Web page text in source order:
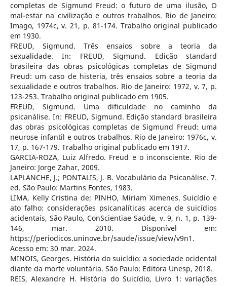
completas de Sigmund Freud: o futuro de uma ilusão, O
mal-estar na civilização e outros trabalhos. Rio de Janeiro:
Imago, 1974c, v. 21, p. 81-174. Trabalho original publicado
em 1930.
FREUD, Sigmund. Três ensaios sobre a teoria da
sexualidade. In: FREUD, Sigmund. Edição standard
brasileira das obras psicológicas completas de Sigmund
Freud: um caso de histeria, três ensaios sobre a teoria da
sexualidade e outros trabalhos. Rio de Janeiro: 1972, v. 7, p.
123-253. Trabalho original publicado em 1905.
FREUD, Sigmund. Uma dificuldade no caminho da
psicanálise. In: FREUD, Sigmund. Edição standard brasileira
das obras psicológicas completas de Sigmund Freud: uma
neurose infantil e outros trabalhos. Rio de Janeiro: 1976c, v.
17, p. 167-179. Trabalho original publicado em 1917.
GARCIA-ROZA, Luiz Alfredo. Freud e o inconsciente. Rio de
Janeiro: Jorge Zahar, 2009.
LAPLANCHE, J.; PONTALIS, J. B. Vocabulário da Psicanálise. 7.
ed. São Paulo: Martins Fontes, 1983.
LIMA, Kelly Cristina de; PINHO, Miriam Ximenes. Suicídio e
ato falho: considerações psicanalíticas acerca de suicídios
acidentais, São Paulo, ConScientiae Saúde, v. 9, n. 1, p. 139-
146, mar. 2010. Disponível em:
https://periodicos.uninove.br/saude/issue/view/v9n1.
Acesso em: 30 mar. 2024.
MINOIS, Georges. História do suicídio: a sociedade ocidental
diante da morte voluntária. São Paulo: Editora Unesp, 2018.
REIS, Alexandre H. História do Suicídio, Livro 1: variações